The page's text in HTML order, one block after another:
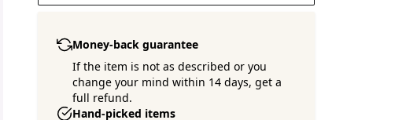
Money-back guarantee
If the item is not as described or you
change your mind within 14 days, get a
full refund.
Hand-picked items